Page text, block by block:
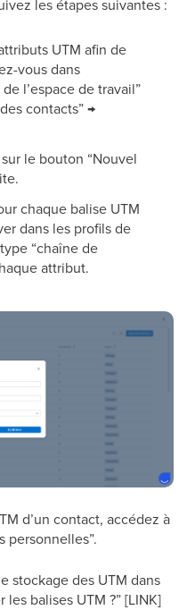
les étapes suivantes :
UTM afin de
vous dans
l’espace de travail”
contacts” →
le bouton “Nouvel
chaque balise UTM
dans les profils de
“chaîne de
attribut.
d’un contact, accédez à
personnelles”.
stockage des UTM dans
balises UTM ?” [LINK]